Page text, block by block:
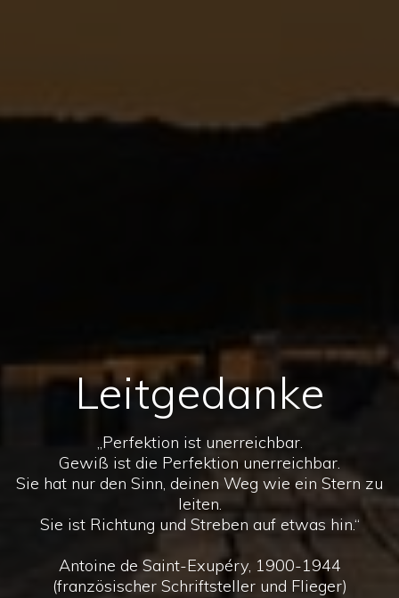
Leitgedanke
„Perfektion ist unerreichbar.
Gewiß ist die Perfektion unerreichbar.
Sie hat nur den Sinn, deinen Weg wie ein Stern zu
leiten.
Sie ist Richtung und Streben auf etwas hin.“
Antoine de Saint-Exupéry, 1900-1944
(französischer Schriftsteller und Flieger)